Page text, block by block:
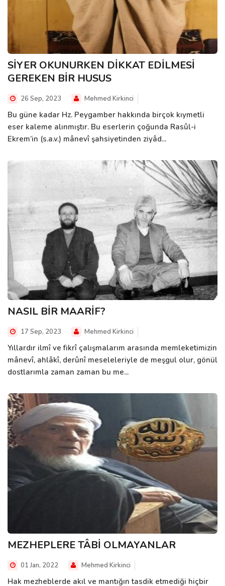
SİYER OKUNURKEN DİKKAT EDİLMESİ
GEREKEN BİR HUSUS
26 Sep, 2023 Mehmed Kirkinci
Bu güne kadar Hz. Peygamber hakkında birçok kıymetli
eser kaleme alınmıştır. Bu eserlerin çoğunda Rasûl-i
Ekrem’in (s.a.v.) mânevî şahsiyetinden ziyâd...
NASIL BİR MAARİF?
17 Sep, 2023 Mehmed Kirkinci
Yıllardır ilmî ve fikrî çalışmalarım arasında memleketimizin
mânevî, ahlâkî, derûnî meseleleriyle de meşgul olur, gönül
dostlarımla zaman zaman bu me...
MEZHEPLERE TÂBİ OLMAYANLAR
01 Jan, 2022 Mehmed Kirkinci
Hak mezheblerde akıl ve mantığın tasdik etmediği hiçbir